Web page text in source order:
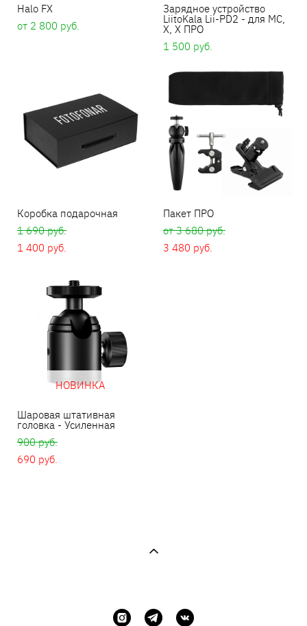
Halo FX
от 2 800 pуб.
Зарядное устройство
LiitoKala Lii-PD2 - для МС,
Х, Х ПРО
1 500 pуб.
Коробка подарочная
1 690 pуб.
1 400 pуб.
Пакет ПРО
от 3 680 pуб.
3 480 pуб.
НОВИНКА
Шаровая штативная
головка - Усиленная
900 pуб.
690 pуб.